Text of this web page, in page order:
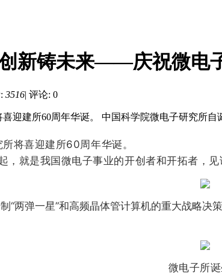
新铸未来——庆祝微电
3516| 评论: 0
迎建所60周年华诞。 中国科学院微电子研究所
喜迎建所60周年华诞。
是我国微电子事业的开创者和开拓者，见
弹一星”和高频晶体管计算机的重大战略决
微电子所